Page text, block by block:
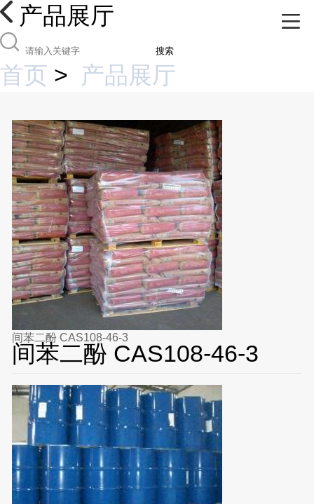
产品展厅
搜索
首页 > 产品展厅
间苯二酚 CAS108-46-3
间苯二酚 CAS108-46-3